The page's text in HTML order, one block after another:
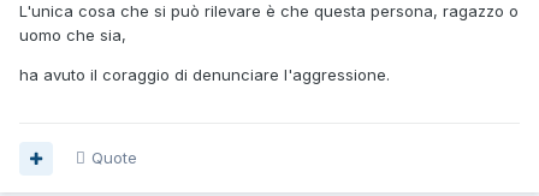
L'unica cosa che si può rilevare è che questa persona, ragazzo o
uomo che sia,
ha avuto il coraggio di denunciare l'aggressione.
Quote